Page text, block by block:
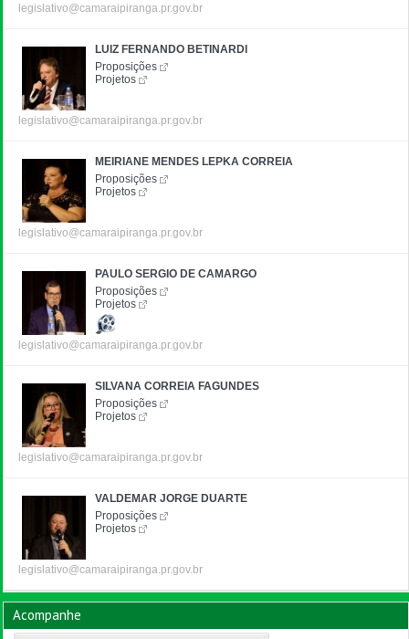
legislativo@camaraipiranga.pr.gov.br
LUIZ FERNANDO BETINARDI
Proposições
Projetos
legislativo@camaraipiranga.pr.gov.br
MEIRIANE MENDES LEPKA CORREIA
Proposições
Projetos
legislativo@camaraipiranga.pr.gov.br
PAULO SERGIO DE CAMARGO
Proposições
Projetos
legislativo@camaraipiranga.pr.gov.br
SILVANA CORREIA FAGUNDES
Proposições
Projetos
legislativo@camaraipiranga.pr.gov.br
VALDEMAR JORGE DUARTE
Proposições
Projetos
legislativo@camaraipiranga.pr.gov.br
Acompanhe